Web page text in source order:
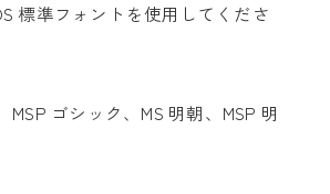
標準フォントを使用してくださ
MSP ゴシック、MS 明朝、MSP 明